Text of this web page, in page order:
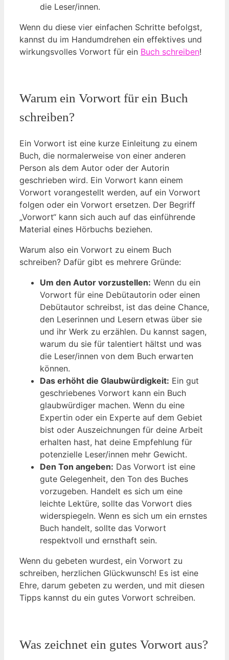
die Leser/innen.
Wenn du diese vier einfachen Schritte befolgst,
kannst du im Handumdrehen ein effektives und
wirkungsvolles Vorwort für ein Buch schreiben!
Warum ein Vorwort für ein Buch
schreiben?
Ein Vorwort ist eine kurze Einleitung zu einem
Buch, die normalerweise von einer anderen
Person als dem Autor oder der Autorin
geschrieben wird. Ein Vorwort kann einem
Vorwort vorangestellt werden, auf ein Vorwort
folgen oder ein Vorwort ersetzen. Der Begriff
„Vorwort“ kann sich auch auf das einführende
Material eines Hörbuchs beziehen.
Warum also ein Vorwort zu einem Buch
schreiben? Dafür gibt es mehrere Gründe:
Um den Autor vorzustellen: Wenn du ein
Vorwort für eine Debütautorin oder einen
Debütautor schreibst, ist das deine Chance,
den Leserinnen und Lesern etwas über sie
und ihr Werk zu erzählen. Du kannst sagen,
warum du sie für talentiert hältst und was
die Leser/innen von dem Buch erwarten
können.
Das erhöht die Glaubwürdigkeit: Ein gut
geschriebenes Vorwort kann ein Buch
glaubwürdiger machen. Wenn du eine
Expertin oder ein Experte auf dem Gebiet
bist oder Auszeichnungen für deine Arbeit
erhalten hast, hat deine Empfehlung für
potenzielle Leser/innen mehr Gewicht.
Den Ton angeben: Das Vorwort ist eine
gute Gelegenheit, den Ton des Buches
vorzugeben. Handelt es sich um eine
leichte Lektüre, sollte das Vorwort dies
widerspiegeln. Wenn es sich um ein ernstes
Buch handelt, sollte das Vorwort
respektvoll und ernsthaft sein.
Wenn du gebeten wurdest, ein Vorwort zu
schreiben, herzlichen Glückwunsch! Es ist eine
Ehre, darum gebeten zu werden, und mit diesen
Tipps kannst du ein gutes Vorwort schreiben.
Was zeichnet ein gutes Vorwort aus?